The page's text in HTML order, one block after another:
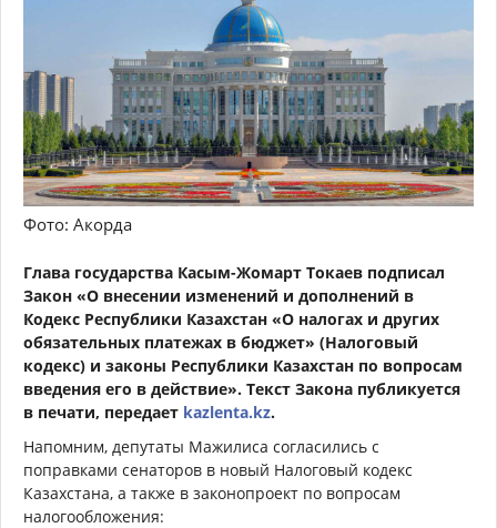
Фото: Акорда
Глава государства Касым-Жомарт Токаев подписал
Закон «О внесении изменений и дополнений в
Кодекс Республики Казахстан «О налогах и других
обязательных платежах в бюджет» (Налоговый
кодекс) и законы Республики Казахстан по вопросам
введения его в действие». Текст Закона публикуется
в печати, передает kazlenta.kz.
Напомним, депутаты Мажилиса согласились с
поправками сенаторов в новый Налоговый кодекс
Казахстана, а также в законопроект по вопросам
налогообложения: